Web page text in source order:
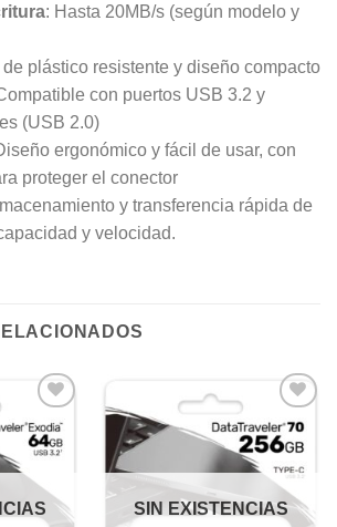
: Hasta 20MB/s (según modelo y
de plástico resistente y diseño compacto
con puertos USB 3.2 y
(USB 2.0)
ergonómico y fácil de usar, con
proteger el conector
y transferencia rápida de
y velocidad.
Añadir
a la
lista de
Añadir
a la
lista de
deseos
SIN EXISTENCIAS